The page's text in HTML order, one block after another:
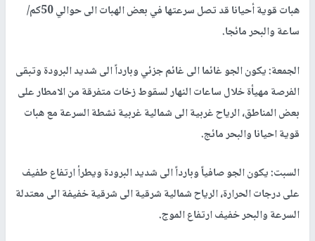
هبات قوية أحيانا قد تصل سرعتها في بعض الهبات الى حوالي 50كم/
ساعة والبحر مائجا.
الجمعة: يكون الجو غائما الى غائم جزئي وبارداً الى شديد البرودة وتبقى
الفرصة مهيأة خلال ساعات النهار لسقوط زخات متفرقة من الامطار على
بعض المناطق، الرياح غربية الى شمالية غربية نشطة السرعة مع هبات
قوية احيانا والبحر مائج.
السبت: يكون الجو صافياً وبارداً الى شديد البرودة ويطرأ ارتفاع طفيف
على درجات الحرارة، الرياح شمالية شرقية الى شرقية خفيفة الى معتدلة
السرعة والبحر خفيف ارتفاع الموج.